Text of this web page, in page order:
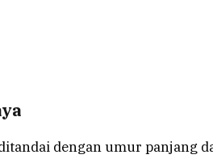
dengan umur panjang